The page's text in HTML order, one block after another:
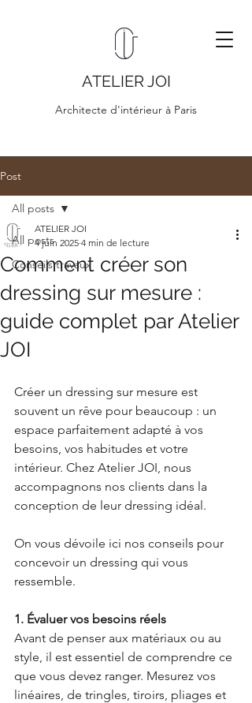
ATELIER JOI
Architecte d'intérieur à Paris
Post
All posts
Conseils travaux
All posts
Comment créer son
dressing sur mesure :
guide complet par Atelier
JOI
ATELIER JOI
4 juin 2025 4 min de lecture
Créer un dressing sur mesure est
souvent un rêve pour beaucoup : un
espace parfaitement adapté à vos
besoins, vos habitudes et votre
intérieur. Chez Atelier JOI, nous
accompagnons nos clients dans la
conception de leur dressing idéal.
On vous dévoile ici nos conseils pour
concevoir un dressing qui vous
ressemble.
1. Évaluer vos besoins réels
Avant de penser aux matériaux ou au
style, il est essentiel de comprendre ce
que vous devez ranger. Mesurez vos
linéaires, de tringles, tiroirs, pliages et